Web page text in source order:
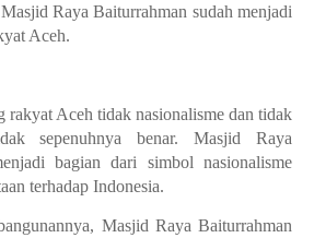
Raya Baiturrahman sudah menjadi
Aceh.
rakyat Aceh tidak nasionalisme dan tidak
sepenuhnya benar. Masjid Raya
bagian dari simbol nasionalisme
terhadap Indonesia.
Masjid Raya Baiturrahman